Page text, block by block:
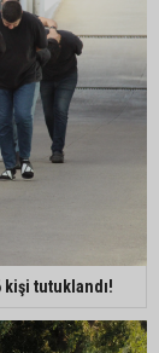
kişi tutuklandı!